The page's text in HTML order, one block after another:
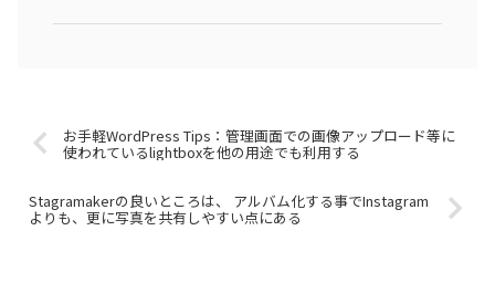
お手軽WordPress Tips：管理画面での画像アップロード等に
使われているlightboxを他の用途でも利用する
Stagramakerの良いところは、 アルバム化する事でInstagram
よりも、更に写真を共有しやすい点にある